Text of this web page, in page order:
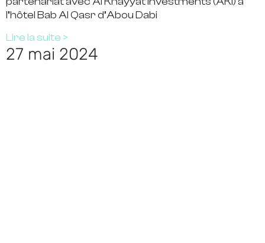
l’hôtel Bab Al Qasr d’Abou Dabi
Lire la suite >
27 mai 2024